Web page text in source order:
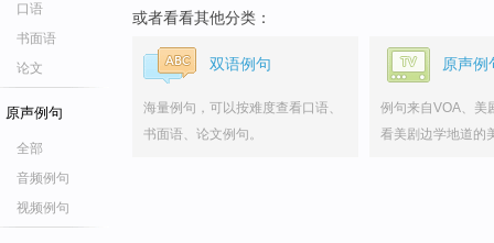
口语
书面语
论文
原声例句
全部
音频例句
视频例句
或者看看其他分类：
双语例句
海量例句，可以按难度查看口语、
书面语、论文例句。
原声例
例句来自VOA、美
看美剧边学地道的